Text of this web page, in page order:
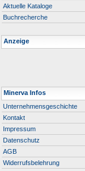
Aktuelle Kataloge
Buchrecherche
Anzeige
Minerva Infos
Unternehmensgeschichte
Kontakt
Impressum
Datenschutz
AGB
Widerrufsbelehrung